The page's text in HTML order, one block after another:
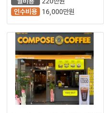
인수비용
16,000만원